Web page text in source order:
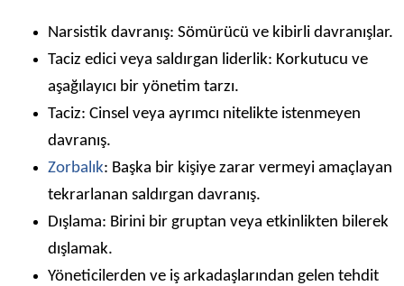
Narsistik davranış: Sömürücü ve kibirli davranışlar.
Taciz edici veya saldırgan liderlik: Korkutucu ve
aşağılayıcı bir yönetim tarzı.
Taciz: Cinsel veya ayrımcı nitelikte istenmeyen
davranış.
Zorbalık: Başka bir kişiye zarar vermeyi amaçlayan
tekrarlanan saldırgan davranış.
Dışlama: Birini bir gruptan veya etkinlikten bilerek
dışlamak.
Yöneticilerden ve iş arkadaşlarından gelen tehdit